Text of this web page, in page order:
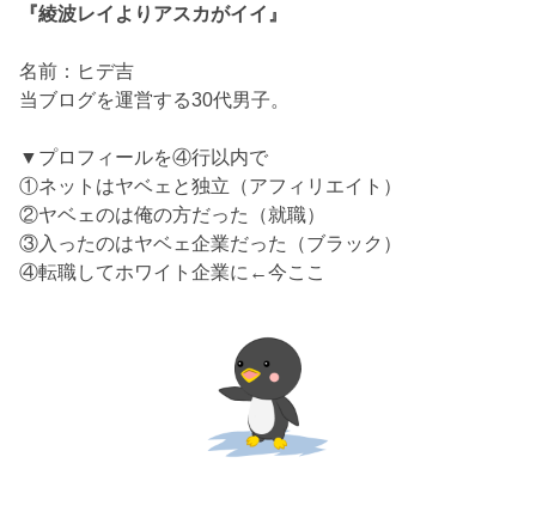
『綾波レイよりアスカがイイ』
名前：ヒデ吉
当ブログを運営する30代男子。
▼プロフィールを④行以内で
①ネットはヤベェと独立（アフィリエイト）
②ヤベェのは俺の方だった（就職）
③入ったのはヤベェ企業だった（ブラック）
④転職してホワイト企業に←今ここ